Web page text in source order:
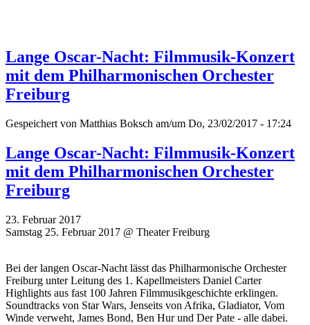
Lange Oscar-Nacht: Filmmusik-Konzert
mit dem Philharmonischen Orchester
Freiburg
Gespeichert von Matthias Boksch am/um Do, 23/02/2017 - 17:24
Lange Oscar-Nacht: Filmmusik-Konzert
mit dem Philharmonischen Orchester
Freiburg
23. Februar 2017
Samstag 25. Februar 2017 @ Theater Freiburg
Bei der langen Oscar-Nacht lässt das Philharmonische Orchester
Freiburg unter Leitung des 1. Kapellmeisters Daniel Carter
Highlights aus fast 100 Jahren Filmmusikgeschichte erklingen.
Soundtracks von Star Wars, Jenseits von Afrika, Gladiator, Vom
Winde verweht, James Bond, Ben Hur und Der Pate - alle dabei.